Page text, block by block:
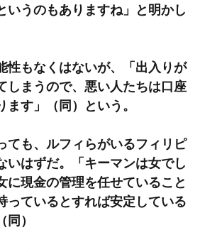
いうのもありますね」と明かし
性もなくはないが、「出入りが
しまうので、悪い人たちは口座
ます」（同）という。
ても、ルフィらがいるフィリピ
いはずだ。「キーマンは女でし
に現金の管理を任せていること
っているとすれば安定している
同）